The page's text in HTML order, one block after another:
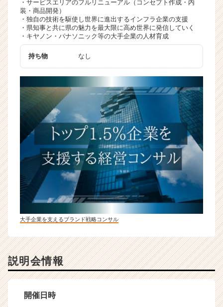
e
r）
・サービスエリアのフルリニューアル（コンセプト作成・内
装・商品開発）
・独自の技術を駆使し世界に進出するインフラ企業の支援
・県知事と共に県の魅力を最大限に高め世界に発信していく
・キヤノン・パナソニック等の大手企業の人材育成
持ち物 なし
大手企業を支えるブランド戦略コンサル
説明会情報
開催日時